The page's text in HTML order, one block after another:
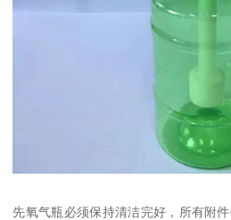
先氧气瓶必须保持清洁完好，所有附